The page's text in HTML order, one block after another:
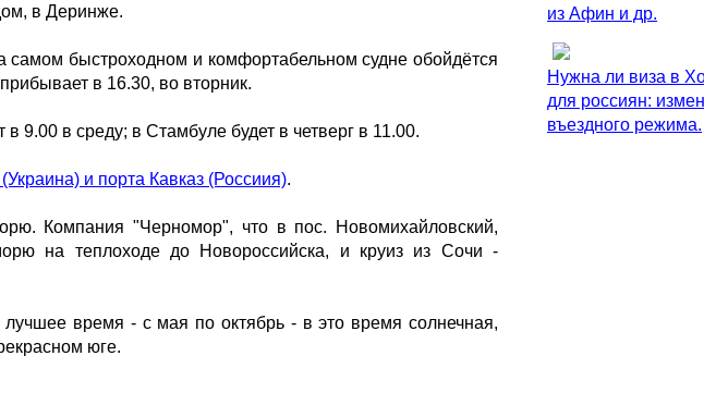
в Деринже.
быстроходном и комфортабельном судне обойдётся
в 16.30, во вторник.
9.00 в среду; в Стамбуле будет в четверг в 11.00.
и порта Кавказ (Россиия).
Компания "Черномор", что в пос. Новомихайловский,
на теплоходе до Новороссийска, и круиз из Сочи -
время - с мая по октябрь - в это время солнечная,
юге.
из Афин и др.
Нужна ли виза в
для россиян:
въездного режима.